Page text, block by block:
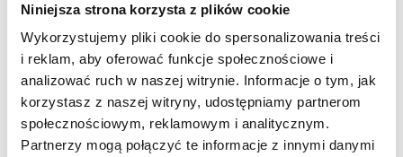
Niniejsza strona korzysta z plików cookie
Wykorzystujemy pliki cookie do spersonalizowania treści
i reklam, aby oferować funkcje społecznościowe i
analizować ruch w naszej witrynie. Informacje o tym, jak
korzystasz z naszej witryny, udostępniamy partnerom
społecznościowym, reklamowym i analitycznym.
Partnerzy mogą połączyć te informacje z innymi danymi
Opis
Choinka sztucznaSilhouetteo wysokości h 400 cm i
średnicy 184 cm umieszczona na metalowym stojaku.